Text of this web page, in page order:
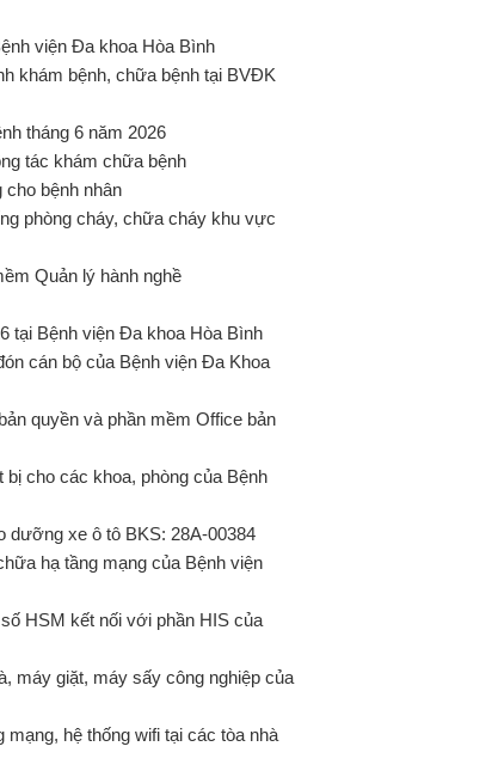
viện Đa khoa Hòa Bình
khám bệnh, chữa bệnh tại BVĐK
tháng 6 năm 2026
tác khám chữa bệnh
bệnh nhân
phòng cháy, chữa cháy khu vực
Quản lý hành nghề
tại Bệnh viện Đa khoa Hòa Bình
cán bộ của Bệnh viện Đa Khoa
quyền và phần mềm Office bản
cho các khoa, phòng của Bệnh
dưỡng xe ô tô BKS: 28A-00384
hạ tầng mạng của Bệnh viện
HSM kết nối với phần HIS của
máy giặt, máy sấy công nghiệp của
hệ thống wifi tại các tòa nhà